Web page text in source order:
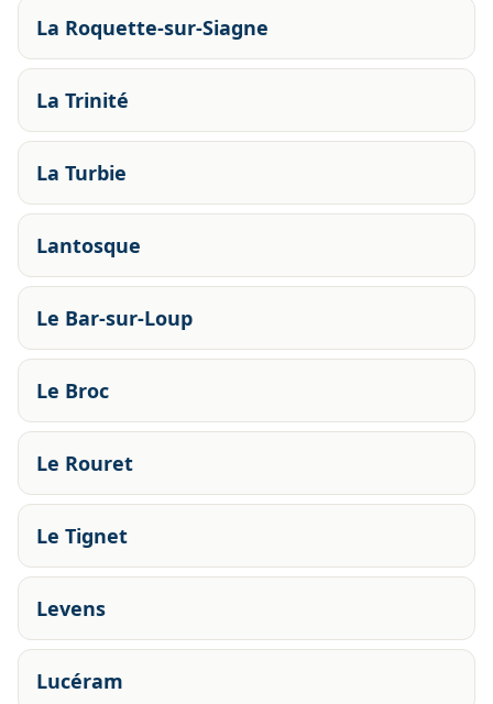
La Roquette-sur-Siagne
La Trinité
La Turbie
Lantosque
Le Bar-sur-Loup
Le Broc
Le Rouret
Le Tignet
Levens
Lucéram